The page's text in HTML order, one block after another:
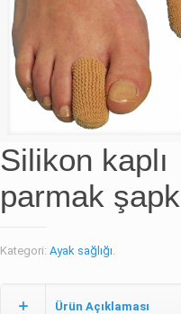
Silikon kaplı
parmak
Kategori: Ayak sağlığı
Ürün Açıklaması